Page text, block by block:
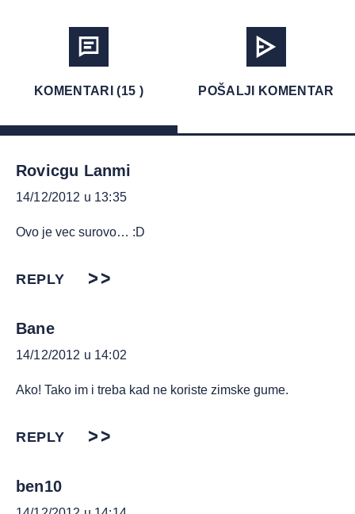
KOMENTARI (15 ) POŠALJI KOMENTAR
Rovicgu Lanmi
14/12/2012 u 13:35
Ovo je vec surovo… :D
REPLY
Bane
14/12/2012 u 14:02
Ako! Tako im i treba kad ne koriste zimske gume.
REPLY
ben10